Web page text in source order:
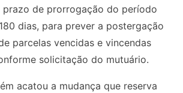
de prorrogação do período
dias, para prever a postergação
parcelas vencidas e vincendas
solicitação do mutuário.
acatou a mudança que reserva